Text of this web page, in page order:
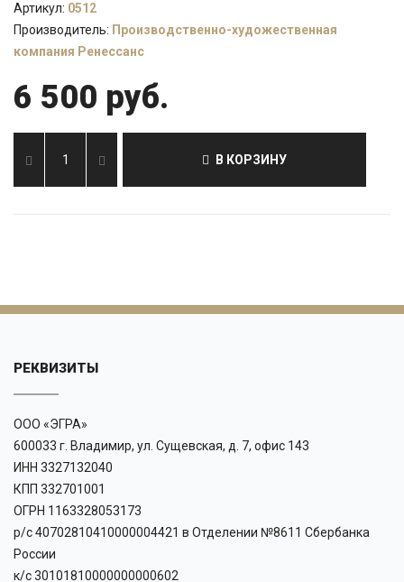
Артикул: 0512
Производитель: Производственно-художественная
компания Ренессанс
6 500 руб.
В КОРЗИНУ
РЕКВИЗИТЫ
ООО «ЭГРА»
600033 г. Владимир, ул. Сущевская, д. 7, офис 143
ИНН 3327132040
КПП 332701001
ОГРН 1163328053173
р/с 40702810410000004421 в Отделении №8611 Сбербанка
России
к/с 30101810000000000602